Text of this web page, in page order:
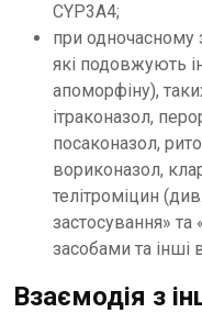
CYP3A4;
при одночасному
які подовжують
апоморфіну),
ітраконазол,
посаконазол,
вориконазол,
телітроміцин
застосування»
засобами та інші
Взаємодія з